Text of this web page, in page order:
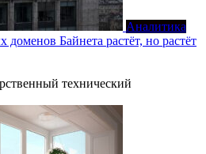
Аналитика
доменов Байнета растёт, но растёт
технический